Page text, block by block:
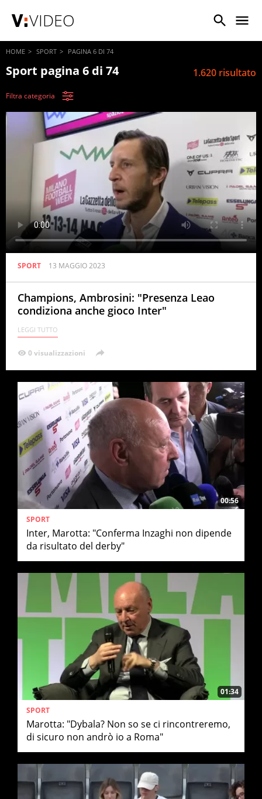
VIDEO
HOME SPORT PAGINA 6 DI 74
Sport pagina 6 di 74 1.620 risultato
Filtra categoria
Qualsiasi
Quest'anno
Data
SPORT 13 MAGGIO 2023
Champions, Ambrosini: "Presenza Leao
condiziona anche gioco Inter"
0 visualizzazioni
00:56
SPORT
Inter, Marotta: "Conferma Inzaghi non dipende
da risultato del derby"
01:34
SPORT
Marotta: "Dybala? Non so se ci rincontreremo,
di sicuro non andrò io a Roma"